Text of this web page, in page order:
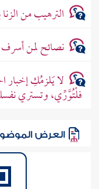
الترهيب من
نصائح لمن أسرف
لا يَلزمُكِ إخبار
فلْتُوَّرِّي، وتستري
العرض